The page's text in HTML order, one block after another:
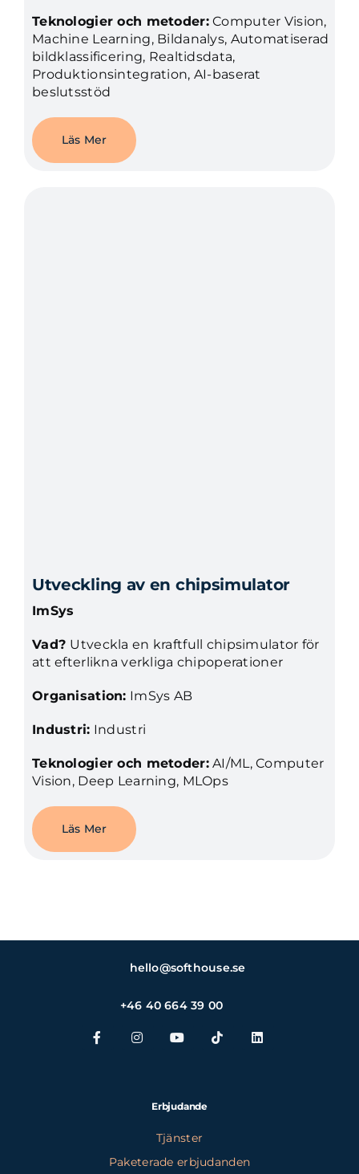
Teknologier och metoder:Computer Vision,
Machine Learning, Bildanalys, Automatiserad
bildklassificering, Realtidsdata,
Produktionsintegration, AI-baserat
beslutsstöd
Läs Mer
Utveckling av en chipsimulator
ImSys
Vad? Utveckla en kraftfull chipsimulator för
att efterlikna verkliga chipoperationer
Organisation: ImSys AB
Industri: Industri
Teknologier och metoder:AI/ML, Computer
Vision, Deep Learning, MLOps
Läs Mer
hello@softhouse.se
+46 40 664 39 00
Erbjudande
Tjänster
Paketerade erbjudanden